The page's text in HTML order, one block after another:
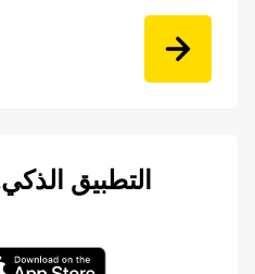
التطبيق